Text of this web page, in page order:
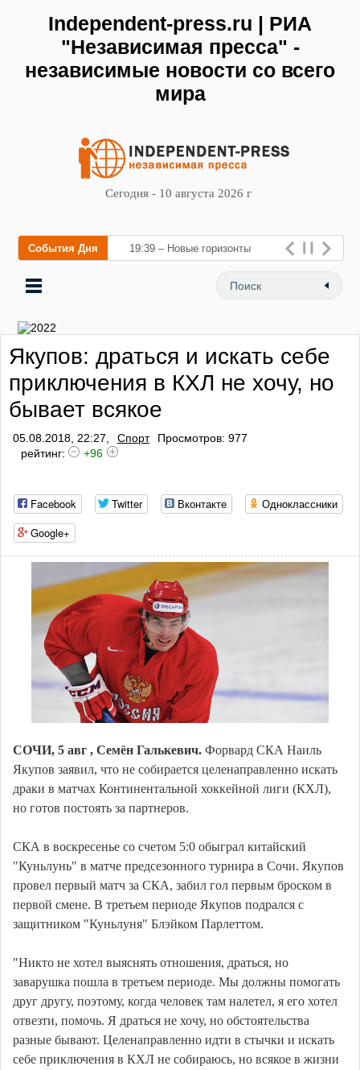
Independent-press.ru | РИА
"Независимая пресса" -
независимые новости со всего
мира
Сегодня - 10 августа 2026 г
События Дня 19:39 – Новые горизонты
флебологии: в Москве
открылся «Городской центр
Якупов: драться и искать себе
приключения в КХЛ не хочу, но
бывает всякое
05.08.2018, 22:27, Спорт
Просмотров: 977
рейтинг:
+96
Facebook Twitter Вконтакте
Одноклассники
Google+
СОЧИ, 5 авг , Семён Галькевич. Форвард СКА Наиль
Якупов заявил, что не собирается целенаправленно искать
драки в матчах Континентальной хоккейной лиги (КХЛ),
но готов постоять за партнеров.
СКА в воскресенье со счетом 5:0 обыграл китайский
"Куньлунь" в матче предсезонного турнира в Сочи. Якупов
провел первый матч за СКА, забил гол первым броском в
первой смене. В третьем периоде Якупов подрался с
защитником "Куньлуня" Блэйком Парлеттом.
"Никто не хотел выяснять отношения, драться, но
заварушка пошла в третьем периоде. Мы должны помогать
друг другу, поэтому, когда человек там налетел, я его хотел
отвезти, помочь. Я драться не хочу, но обстоятельства
разные бывают. Целенаправленно идти в стычки и искать
себе приключения в КХЛ не собираюсь, но всякое в жизни